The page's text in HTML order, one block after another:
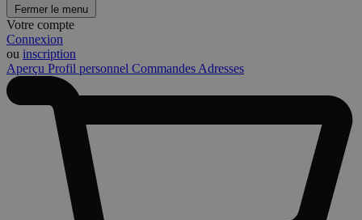
Fermer le menu
Votre compte
Connexion
ou inscription
Aperçu Profil personnel Commandes Adresses